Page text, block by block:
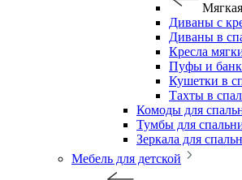
Диваны с
Диваны в
Кресла
Пуфы и
Кушетки в
Тахты в
Комоды для
Тумбы для
Зеркала для
Мебель для детской